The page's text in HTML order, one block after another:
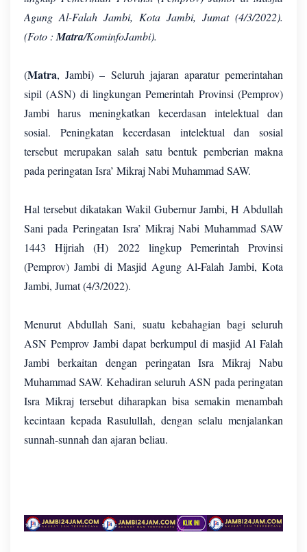
Agung Al-Falah Jambi, Kota Jambi, Jumat (4/3/2022).
(Foto : Matra/KominfoJambi).
(Matra, Jambi) – Seluruh jajaran aparatur pemerintahan
sipil (ASN) di lingkungan Pemerintah Provinsi (Pemprov)
Jambi harus meningkatkan kecerdasan intelektual dan
sosial. Peningkatan kecerdasan intelektual dan sosial
tersebut merupakan salah satu bentuk pemberian makna
pada peringatan Isra’ Mikraj Nabi Muhammad SAW.
Hal tersebut dikatakan Wakil Gubernur Jambi, H Abdullah
Sani pada Peringatan Isra’ Mikraj Nabi Muhammad SAW
1443 Hijriah (H) 2022 lingkup Pemerintah Provinsi
(Pemprov) Jambi di Masjid Agung Al-Falah Jambi, Kota
Jambi, Jumat (4/3/2022).
Menurut Abdullah Sani, suatu kebahagian bagi seluruh
ASN Pemprov Jambi dapat berkumpul di masjid Al Falah
Jambi berkaitan dengan peringatan Isra Mikraj Nabu
Muhammad SAW. Kehadiran seluruh ASN pada peringatan
Isra Mikraj tersebut diharapkan bisa semakin menambah
kecintaan kepada Rasulullah, dengan selalu menjalankan
sunnah-sunnah dan ajaran beliau.